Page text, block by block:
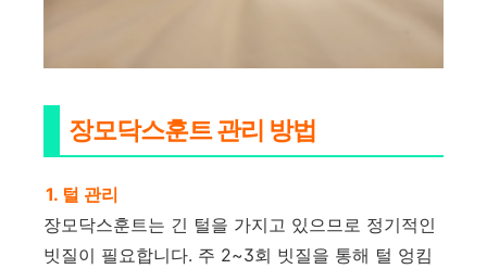
장모닥스훈트 관리 방법
1. 털 관리
장모닥스훈트는 긴 털을 가지고 있으므로 정기적인
빗질이 필요합니다. 주 2~3회 빗질을 통해 털 엉킴